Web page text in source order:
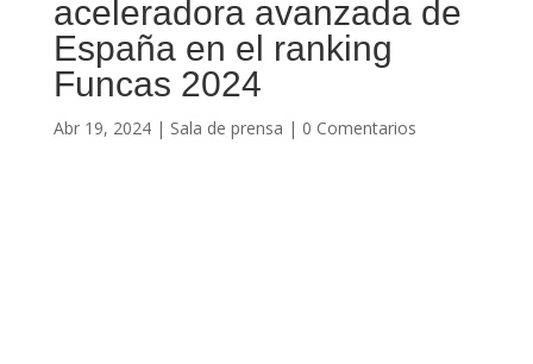
aceleradora avanzada de
España en el ranking
Funcas 2024
Abr 19, 2024| Sala de prensa | 0 Comentarios